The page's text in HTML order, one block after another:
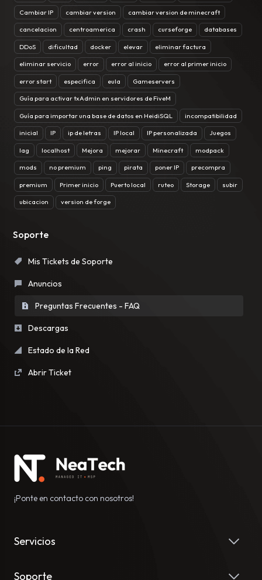
Cambiar IP cambiar version cambiar version de minecraft
cancelacion centroamerica crash curseforge databases
DDoS dificultad docker elevar eliminar factura
eliminar servicio error error al inicio error al primer inicio
error start especifica eula Gameservers
Guía para activar txAdmin en servidores de FiveM
Guía para importar una base de datos en HeidiSQL incompatibilidad
inicial IP ip de letras IP local IP personalizada Juegos
lag localhost Mejora mejorar Minecraft modpack
mods no premium ping pirata poner IP precompra
premium Primer inicio Puerto local ruteo Storage subir
ubicacion version de forge
Soporte
Mis Tickets de Soporte
Anuncios
Preguntas Frecuentes - FAQ
Descargas
Estado de la Red
Abrir Ticket
¡Ponte en contacto con nosotros!
Servicios
Soporte